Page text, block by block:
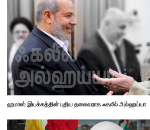
ஹமாஸ் இயக்கத்தின் புதிய தலைவராக ஃகலீல் அல்ஹய்யா